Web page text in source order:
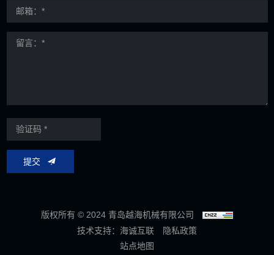
提交
版权所有 © 2024 青岛越海机械有限公司
技术支持：海诚互联
隐私政策
站点地图